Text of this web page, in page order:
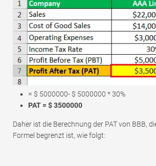
= $ 5000000- $ 5000000 * 30%
PAT = $ 3500000
Daher ist die Berechnung der PAT von BBB,
Formel begrenzt ist, wie folgt: